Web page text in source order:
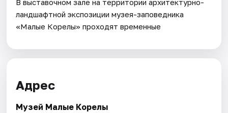
В выставочном зале на территории архитектурно-
ландшафтной экспозиции музея-заповедника
«Малые Корелы» проходят временные
Адрес
Музей Малые Корелы